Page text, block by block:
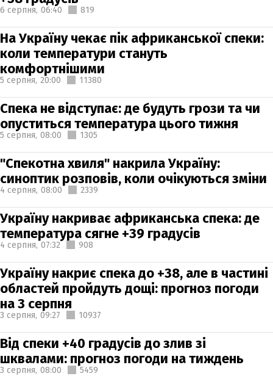
6 серпня, 06:40 819
На Україну чекає пік африканської спеки:
коли температури стануть
комфортнішими
5 серпня, 20:00 11380
Спека не відступає: де будуть грози та чи
опуститься температура цього тижня
5 серпня, 08:00 1305
"Спекотна хвиля" накрила Україну:
синоптик розповів, коли очікуються зміни
4 серпня, 08:00 2339
Україну накриває африканська спека: де
температура сягне +39 градусів
4 серпня, 07:32 908
Україну накриє спека до +38, але в частині
областей пройдуть дощі: прогноз погоди
на 3 серпня
3 серпня, 09:27 10937
Від спеки +40 градусів до злив зі
шквалами: прогноз погоди на тиждень
3 серпня, 08:00 5459